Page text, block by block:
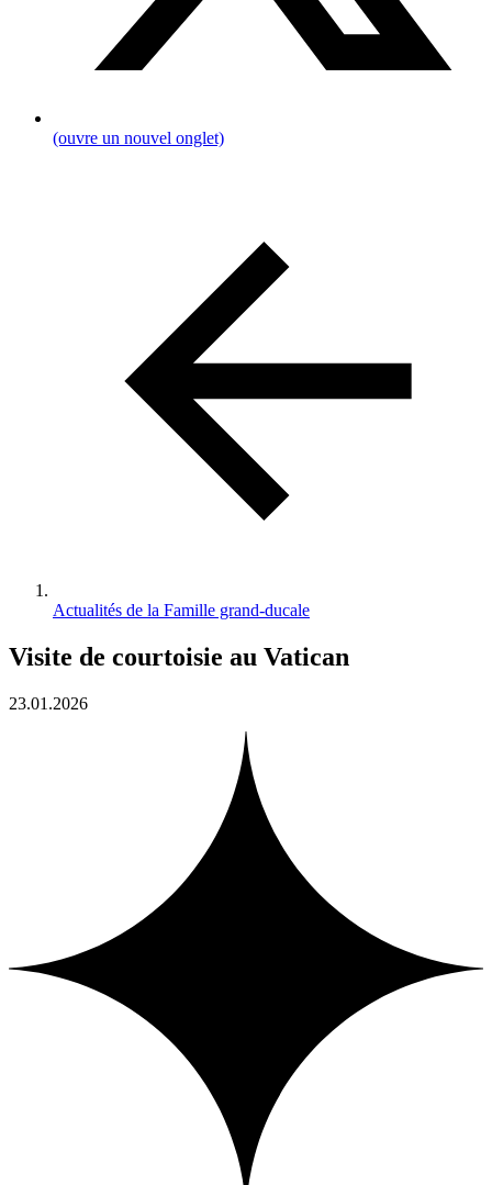
(ouvre un nouvel onglet)
Actualités de la Famille grand-ducale
Visite de courtoisie au Vatican
23.01.2026